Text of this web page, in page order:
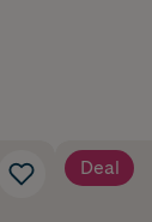
Deal